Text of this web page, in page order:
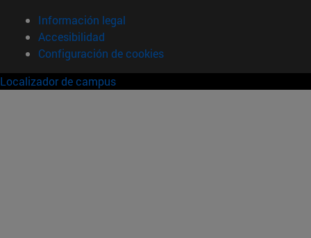
Información legal
Accesibilidad
Configuración de cookies
Localizador de campus